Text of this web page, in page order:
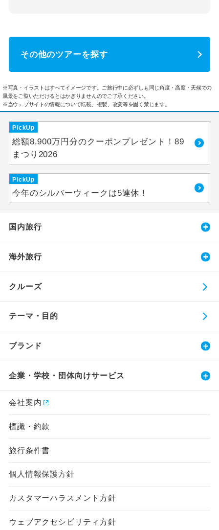
その他のツアーを探す
※写真・イラストはすべてイメージです。ご旅行中に必ずしも同じ角度・高度・天候での
風景をご覧いただけるとはかぎりませんのでご了承ください。
※当ウェブサイトの情報について転載、複製、改変等を固く禁じます。
PickUp
総額8,900万円分のクーポンプレゼント！89
まつり2026
PickUp
今年のシルバーウィークは5連休！
国内旅行
海外旅行
クルーズ
テーマ・目的
ブランド
企業・学校・団体向けサービス
会社案内
標識・約款
旅行条件書
個人情報保護方針
カスタマーハラスメント方針
ウェブアクセシビリティ方針